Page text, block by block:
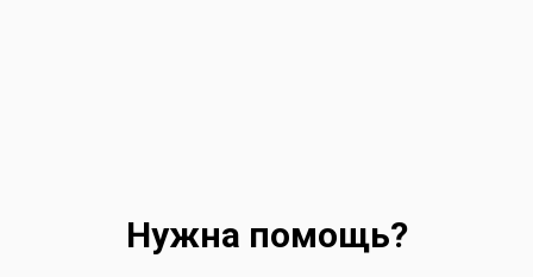
Нужна помощь?